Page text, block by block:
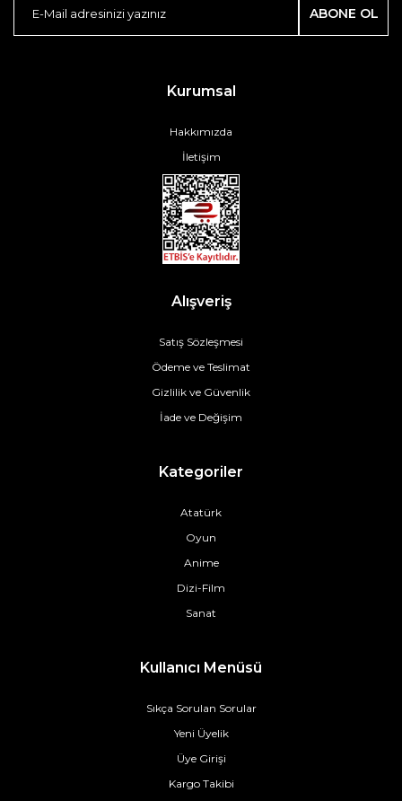
ABONE OL
Kurumsal
Hakkımızda
İletişim
Alışveriş
Satış Sözleşmesi
Ödeme ve Teslimat
Gizlilik ve Güvenlik
İade ve Değişim
Kategoriler
Atatürk
Oyun
Anime
Dizi-Film
Sanat
Kullanıcı Menüsü
Sıkça Sorulan Sorular
Yeni Üyelik
Üye Girişi
Kargo Takibi